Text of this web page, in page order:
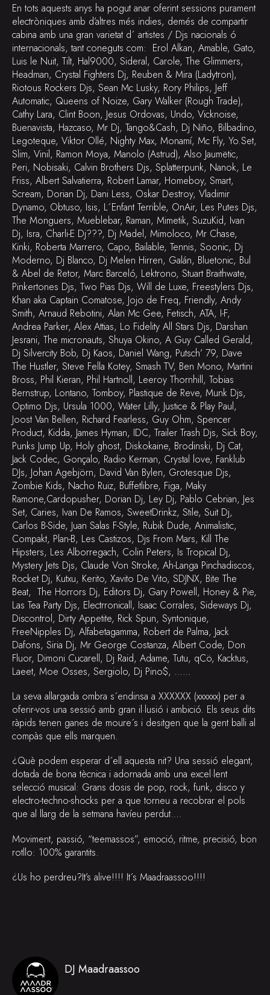
En tots aquests anys ha pogut anar oferint sessions purament
electròniques amb d’altres més indies, demés de compartir
cabina amb una gran varietat d´ artistes / Djs nacionals ó
internacionals, tant coneguts com: Erol Alkan, Amable, Gato,
Luis le Nuit, Tilt, Hal9000, Sideral, Carole, The Glimmers,
Headman, Crystal Fighters Dj, Reuben & Mira (Ladytron),
Riotous Rockers Djs, Sean Mc Lusky, Rory Philips, Jeff
Automatic, Queens of Noize, Gary Walker (Rough Trade),
Cathy Lara, Clint Boon, Jesus Ordovas, Undo, Vicknoise,
Buenavista, Hazcaso, Mr Dj, Tango&Cash, Dj Niño, Bilbadino,
Legoteque, Viktor Ollé, Nighty Max, Monamí, Mc Fly, Yo.Set,
Slim, Vinil, Ramon Moya, Manolo (Astrud), Also Jaumëtic,
Peri, Nobisaki, Calvin Brothers Djs, Splatterpunk, Nanok, Le
Friss, Albert Salvatierra, Robert Lamar, Homeboy, Smart,
Scream, Dorian Dj, Dani Less, Oskar Destroy, Vladimir
Dynamo, Obtuso, Isis, L´Enfant Terrible, OnAir, Les Putes Djs,
The Monguers, Mueblebar, Raman, Mimetik, SuzuKid, Ivan
Dj, Isra, Charli-E Dj???, Dj Madel, Mimoloco, Mr Chase,
Kinki, Roberta Marrero, Capo, Bailable, Tennis, Soonic, Dj
Moderno, Dj Blanco, Dj Melen Hirren, Galán, Bluetonic, Bul
& Abel de Retor, Marc Barceló, Lektrono, Stuart Braithwate,
Pinkertones Djs, Two Pias Djs, Will de Luxe, Freestylers Djs,
Khan aka Captain Comatose, Jojo de Freq, Friendly, Andy
Smith, Arnaud Rebotini, Alan Mc Gee, Fetisch, ATA, I-F,
Andrea Parker, Alex Attias, Lo Fidelity All Stars Djs, Darshan
Jesrani, The micronauts, Shuya Okino, A Guy Called Gerald,
Dj Silvercity Bob, Dj Kaos, Daniel Wang, Putsch’ 79, Dave
The Hustler, Steve Fella Kotey, Smash TV, Ben Mono, Martini
Bross, Phil Kieran, Phil Hartnoll, Leeroy Thornhill, Tobias
Bernstrup, Lontano, Tomboy, Plastique de Reve, Munk Djs,
Optimo Djs, Ursula 1000, Water Lilly, Justice & Play Paul,
Joost Van Bellen, Richard Fearless, Guy Ohm, Spencer
Product, Kidda, James Hyman, IDC, Trailer Trash Djs, Sick Boy,
Punks Jump Up, Holy ghost, Diskokaine, Brodinski, Dj Cat,
Jack Codec, Gonçalo, Radio Kerman, Crystal love, Fanklub
DJs, Johan Agebjörn, David Van Bylen, Grotesque Djs,
Zombie Kids, Nacho Ruiz, Buffetlibre, Figa, Maky
Ramone,Cardopusher, Dorian Dj, Ley Dj, Pablo Cebrian, Jes
Set, Caries, Ivan De Ramos, SweetDrinkz, Stile, Suit Dj,
Carlos B-Side, Juan Salas F-Style, Rubik Dude, Animalistic,
Compakt, Plan-B, Les Castizos, Djs From Mars, Kill The
Hipsters, Les Alborregach, Colin Peters, Is Tropical Dj,
Mystery Jets Djs, Claude Von Stroke, Ah-Langa Pinchadiscos,
Rocket Dj, Kutxu, Kerito, Xavito De Vito, SDJNX, Bite The
Beat, The Horrors Dj, Editors Dj, Gary Powell, Honey & Pie,
Las Tea Party Djs, Electrronicall, Isaac Corrales, Sideways Dj,
Discontrol, Dirty Appetite, Rick Spun, Syntonique,
FreeNipples Dj, Alfabetagamma, Robert de Palma, Jack
Dafons, Siria Dj, Mr George Costanza, Albert Code, Don
Fluor, Dimoni Cucarell, Dj Raid, Adame, Tutu, qCö, Kacktus,
Laeet, Moe Osses, Sergiolo, Dj Pino$, ……
La seva allargada ombra s´endinsa a XXXXXX (xxxxxx) per a
oferir-vos una sessió amb gran il·lusió i ambició. Els seus dits
ràpids tenen ganes de moure´s i desitgen que la gent balli al
compàs que ells marquen.
¿Què podem esperar d´ell aquesta nit? Una sessió elegant,
dotada de bona tècnica i adornada amb una excel·lent
selecció musical: Grans dosis de pop, rock, funk, disco y
electro-techno-shocks per a que torneu a recobrar el pols
que al llarg de la setmana havíeu perdut….
Moviment, passió, “teemassos”, emoció, ritme, precisió, bon
rotllo: 100% garantits.
¿Us ho perdreu?It’s alive!!!! It´s Maadraassoo!!!!
DJ Maadraassoo